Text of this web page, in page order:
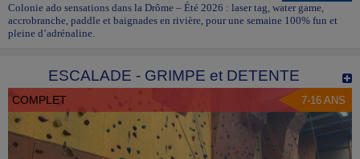
Colonie ado sensations dans la Drôme – Été 2026 : laser tag, water game,
accrobranche, paddle et baignades en rivière, pour une semaine 100% fun et
pleine d’adrénaline.
ESCALADE - GRIMPE et DETENTE
COMPLET 7-16 ANS